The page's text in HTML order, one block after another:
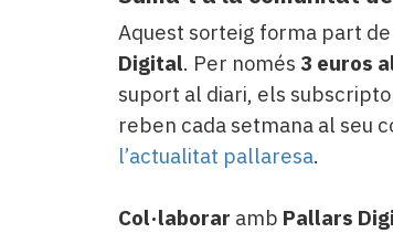
Aquest sorteig forma part
Digital. Per només 3 euros
suport al diari, els
reben cada setmana al seu
l’actualitat pallaresa.
Col·laborar amb Pallars